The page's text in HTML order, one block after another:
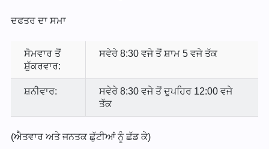
ਦਫਤਰ ਦਾ ਸਮਾ
ਸੋਮਵਾਰ ਤੋਂ
ਸ਼ੁੱਕਰਵਾਰ:
ਸਵੇਰੇ 8:30 ਵਜੇ ਤੋਂ ਸ਼ਾਮ 5 ਵਜੇ ਤੱਕ
ਸ਼ਨੀਵਾਰ:
ਸਵੇਰੇ 8:30 ਵਜੇ ਤੋਂ ਦੁਪਹਿਰ 12:00 ਵਜੇ
ਤੱਕ
(ਐਤਵਾਰ ਅਤੇ ਜਨਤਕ ਛੁੱਟੀਆਂ ਨੂੰ ਛੱਡ ਕੇ)